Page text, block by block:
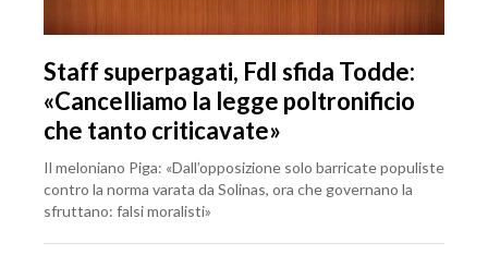
Staff superpagati, FdI sfida Todde:
«Cancelliamo la legge poltronificio
che tanto criticavate»
Il meloniano Piga: «Dall’opposizione solo barricate populiste
contro la norma varata da Solinas, ora che governano la
sfruttano: falsi moralisti»